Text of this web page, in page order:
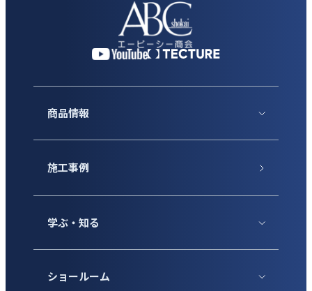
商品情報
施工事例
学ぶ・知る
ショールーム